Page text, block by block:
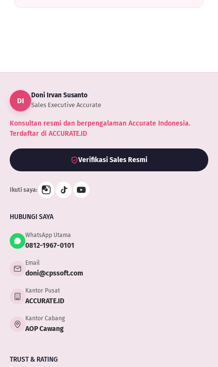
DI
Doni Irvan Susanto
Sales Executive Accurate
Konsultan resmi dan berpengalaman Accurate Indonesia.
Terdaftar di ACCURATE.ID
Verifikasi Sales Resmi
Ikuti saya:
HUBUNGI SAYA
WhatsApp Utama
0812-1967-0101
Email
doni@cpssoft.com
Kantor Pusat
ACCURATE.ID
Kantor Cabang
AOP Cawang
TRUST & RATING